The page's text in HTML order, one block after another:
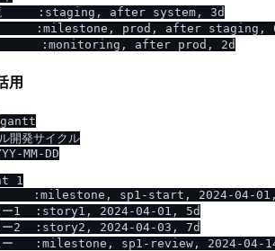
:staging, after system, 3d
:milestone, prod, after staging,
用
gantt
開発サイクル
MM-DD
1
:milestone, sp1-start, 2024-04-
ー1  :story1, 2024-04-01, 5d
ー2  :story2, 2024-04-03, 7d
ー   :milestone, sp1-review, 2024-04-